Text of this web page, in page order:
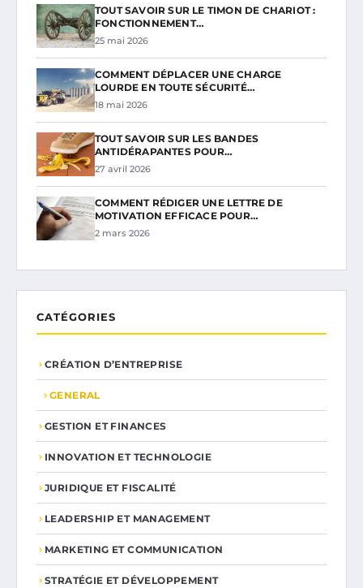
TOUT SAVOIR SUR LE TIMON DE CHARIOT :
FONCTIONNEMENT…
25 mai 2026
COMMENT DÉPLACER UNE CHARGE
LOURDE EN TOUTE SÉCURITÉ…
18 mai 2026
TOUT SAVOIR SUR LES BANDES
ANTIDÉRAPANTES POUR…
27 avril 2026
COMMENT RÉDIGER UNE LETTRE DE
MOTIVATION EFFICACE POUR…
2 mars 2026
CATÉGORIES
CRÉATION D’ENTREPRISE
GENERAL
GESTION ET FINANCES
INNOVATION ET TECHNOLOGIE
JURIDIQUE ET FISCALITÉ
LEADERSHIP ET MANAGEMENT
MARKETING ET COMMUNICATION
STRATÉGIE ET DÉVELOPPEMENT